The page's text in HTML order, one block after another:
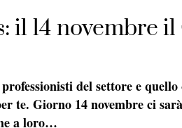
il 14 novembre
del settore e quello
te. Giorno 14 novembre ci
a loro…